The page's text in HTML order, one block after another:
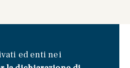
ed enti nei